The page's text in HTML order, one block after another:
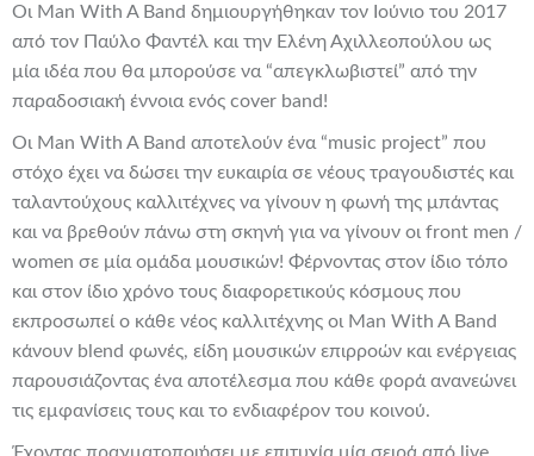
Οι Man With A Band δημιουργήθηκαν τον Ιούνιο του 2017
από τον Παύλο Φαντέλ και την Ελένη Αχιλλεοπούλου ως
μία ιδέα που θα μπορούσε να “απεγκλωβιστεί” από την
παραδοσιακή έννοια ενός cover band!
Οι Man With A Band αποτελούν ένα “music project” που
στόχο έχει να δώσει την ευκαιρία σε νέους τραγουδιστές και
ταλαντούχους καλλιτέχνες να γίνουν η φωνή της μπάντας
και να βρεθούν πάνω στη σκηνή για να γίνουν οι front men /
women σε μία ομάδα μουσικών! Φέρνοντας στον ίδιο τόπο
και στον ίδιο χρόνο τους διαφορετικούς κόσμους που
εκπροσωπεί ο κάθε νέος καλλιτέχνης οι Man With A Band
κάνουν blend φωνές, είδη μουσικών επιρροών και ενέργειας
παρουσιάζοντας ένα αποτέλεσμα που κάθε φορά ανανεώνει
τις εμφανίσεις τους και το ενδιαφέρον του κοινού.
Έχοντας πραγματοποιήσει με επιτυχία μία σειρά από live